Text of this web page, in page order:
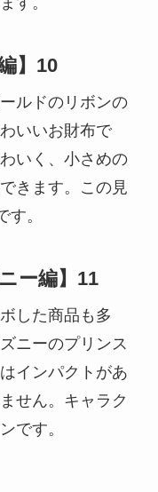
】10
ルドのリボンの
いいお財布で
いく、小さめの
きます。この見
。
ー編】11
した商品も多
ニーのプリンス
インパクトがあ
せん。キャラク
です。